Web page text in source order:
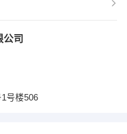
公司
号楼506